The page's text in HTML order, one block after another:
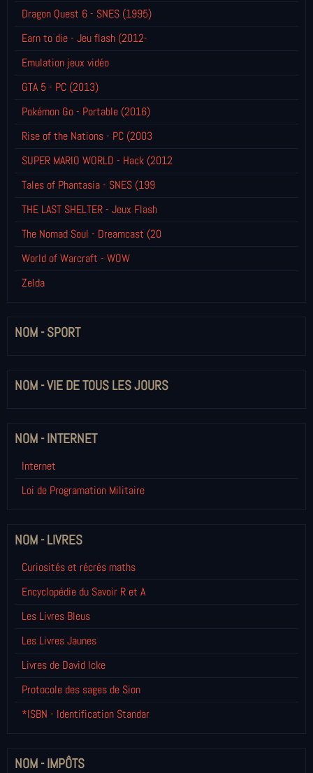
Dragon Quest 6 - SNES (1995)
Earn to die - Jeu flash (2012-
Emulation jeux vidéo
GTA 5 - PC (2013)
Pokémon Go - Portable (2016)
Rise of the Nations - PC (2003
SUPER MARIO WORLD - Hack (2012
Tales of Phantasia - SNES (199
THE LAST SHELTER - Jeux Flash
The Nomad Soul - Dreamcast (20
World of Warcraft - WOW
Zelda
NOM - SPORT
NOM - VIE DE TOUS LES JOURS
NOM - INTERNET
Internet
Loi de Programation Militaire
NOM - LIVRES
Curiosités et récrés maths
Encyclopédie du Savoir R et A
Les Livres Bleus
Les Livres Jaunes
Livres de David Icke
Protocole des sages de Sion
*ISBN - Identification Standar
NOM - IMPÔTS